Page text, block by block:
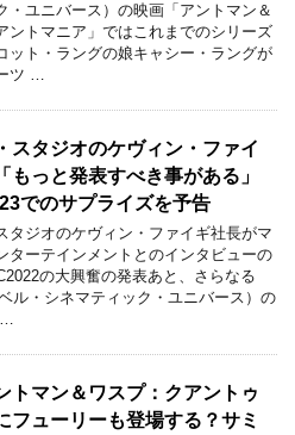
・ユニバース）の映画「アントマン＆
ントマニア」ではこれまでのシリーズ
ット・ラングの娘キャシー・ラングが
ツ …
スタジオのケヴィン・ファイ
もっと発表すべき事がある」
でのサプライズを予告
タジオのケヴィン・ファイギ社長がマ
ターテインメントとのインタビューの
の大興奮の発表あと、さらなる
ル・シネマティック・ユニバース）の
トマン＆ワスプ：クアントゥ
フューリーも登場する？サミ